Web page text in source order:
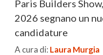
Paris Builders
2026 segnano un
candidature
A cura di: Laura Murgia